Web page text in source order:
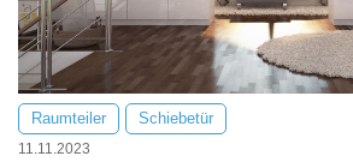
Raumteiler Schiebetür
11.11.2023
Kommoden
Massivholz-Schränke & -Regale
Regale